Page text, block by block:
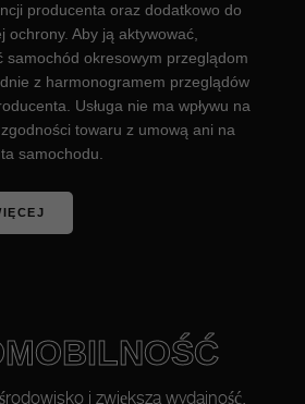
producenta oraz dodatkowo do
ochrony. Aby ją aktywować,
samochód okresowym przeglądom
z harmonogramem przeglądów
Usługa nie ma wpływu na
towaru z umową ani na
samochodu.
i zwiększa wydajność.